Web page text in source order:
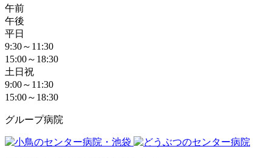
午前
午後
平日
9:30～11:30
15:00～18:30
土日祝
9:00～11:30
15:00～18:30
グループ病院